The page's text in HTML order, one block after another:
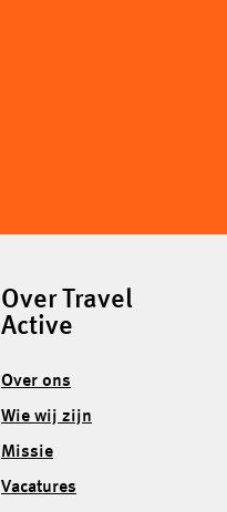
Over Travel
Active
Over ons
Wie wij zijn
Missie
Vacatures